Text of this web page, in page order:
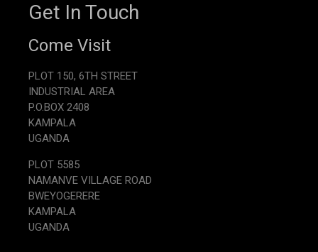
Get In Touch
Come Visit
PLOT 150, 6TH STREET
INDUSTRIAL AREA
P.O.BOX 2408
KAMPALA
UGANDA
PLOT 5585
NAMANVE VILLAGE ROAD
BWEYOGERERE
KAMPALA
UGANDA